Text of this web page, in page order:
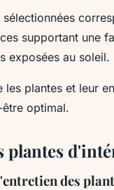
supportant une
exposées au soleil.
les plantes et leur
optimal.
plantes
des